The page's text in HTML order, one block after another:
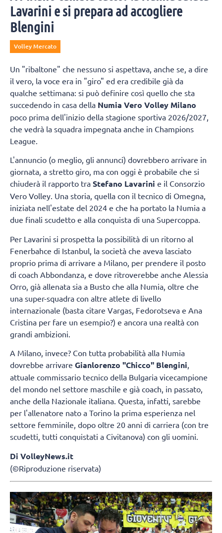
Lavarini e si prepara ad accogliere
Blengini
Volley Mercato
Un "ribaltone" che nessuno si aspettava, anche se, a dire
il vero, la voce era in "giro" ed era credibile già da
qualche settimana: si può definire così quello che sta
succedendo in casa della Numia Vero Volley Milano
poco prima dell'inizio della stagione sportiva 2026/2027,
che vedrà la squadra impegnata anche in Champions
League.
L'annuncio (o meglio, gli annunci) dovrebbero arrivare in
giornata, a stretto giro, ma con oggi è probabile che si
chiuderà il rapporto tra Stefano Lavarini e il Consorzio
Vero Volley. Una storia, quella con il tecnico di Omegna,
iniziata nell'estate del 2024 e che ha portato la Numia a
due finali scudetto e alla conquista di una Supercoppa.
Per Lavarini si prospetta la possibilità di un ritorno al
Fenerbahce di Istanbul, la società che aveva lasciato
proprio prima di arrivare a Milano, per prendere il posto
di coach Abbondanza, e dove ritroverebbe anche Alessia
Orro, già allenata sia a Busto che alla Numia, oltre che
una super-squadra con altre atlete di livello
internazionale (basta citare Vargas, Fedorotseva e Ana
Cristina per fare un esempio?) e ancora una realtà con
grandi ambizioni.
A Milano, invece? Con tutta probabilità alla Numia
dovrebbe arrivare Gianlorenzo "Chicco" Blengini,
attuale commissario tecnico della Bulgaria vicecampione
del mondo nel settore maschile e già coach, in passato,
anche della Nazionale italiana. Questa, infatti, sarebbe
per l'allenatore nato a Torino la prima esperienza nel
settore femminile, dopo oltre 20 anni di carriera (con tre
scudetti, tutti conquistati a Civitanova) con gli uomini.
Di VolleyNews.it
(©Riproduzione riservata)